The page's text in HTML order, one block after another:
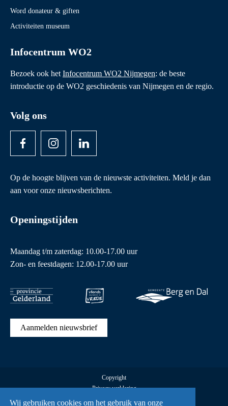
Wij gebruiken cookies om het gebruik van onze
Word donateur & giften
Activiteiten museum
Infocentrum WO2
Bezoek ook het Infocentrum WO2 Nijmegen: de beste
introductie op de WO2 geschiedenis van Nijmegen en de regio.
Volg ons
Op de hoogte blijven van de nieuwste activiteiten. Meld je dan
aan voor onze nieuwsberichten.
Openingstijden
Maandag t/m zaterdag: 10.00-17.00 uur
Zon- en feestdagen: 12.00-17.00 uur
Aanmelden nieuwsbrief
Copyright
Privacy verklaring
Cookies